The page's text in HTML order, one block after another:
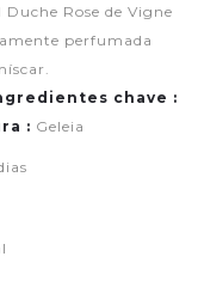
Rose de Vigne
perfumada
chave :
: Geleia